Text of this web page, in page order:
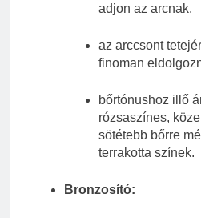
adjon az arcnak.
az arccsont
finoman
bőrtónushoz illő
rózsaszínes,
sötétebb bőrre
terrakotta színek.
Bronzosító: